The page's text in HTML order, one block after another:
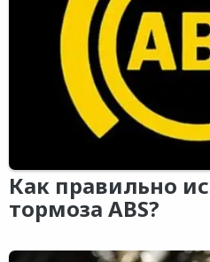
Как правильно
тормоза ABS?